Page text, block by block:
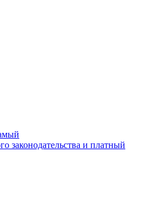
законодательства и платный